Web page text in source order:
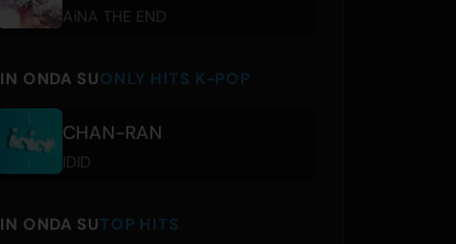
AiNA THE END
IN ONDA SUONLY HITS K-POP
CHAN-RAN
IDID
IN ONDA SUTOP HITS